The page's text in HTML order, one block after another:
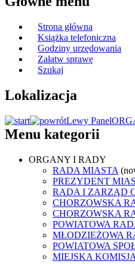
Strona główna
Książka telefoniczna
Godziny urzędowania
Załatw sprawę
Szukaj
Lokalizacja
Lewy Panel
Menu kategorii
ORGANY I RADY
RADA MIASTA
PREZYDENT
RADA I ZARZĄD
CHORZOWSKA
CHORZOWSKA
POWIATOWA
MŁODZIEŻOWA
POWIATOWA
MIEJSKA